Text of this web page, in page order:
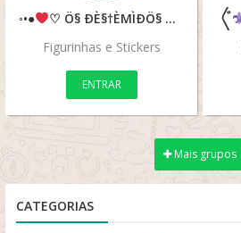
◦•● ♡ Ö§ ÐÈ§†ÈMÌÐÖ§ ÐÖ ÄMÖR ♡
Figurinhas e Stickers
ENTRAR
〲
Mais grupos
CATEGORIAS